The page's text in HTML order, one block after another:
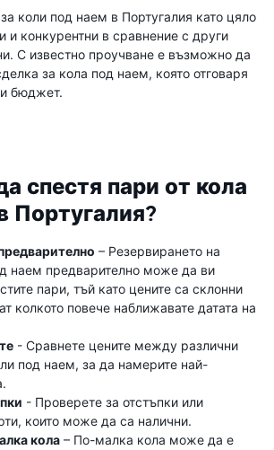
коли под наем в Португалия като цяло
и конкурентни в сравнение с други
С известно проучване е възможно да
за кола под наем, която отговаря
бюджет.
спестя пари от кола
Португалия?
– Резервирането на
наем предварително може да ви
пари, тъй като цените са склонни
колкото повече наближавате датата на
- Сравнете цените между различни
под наем, за да намерите най-
- Проверете за отстъпки или
които може да са налични.
кола – По-малка кола може да е